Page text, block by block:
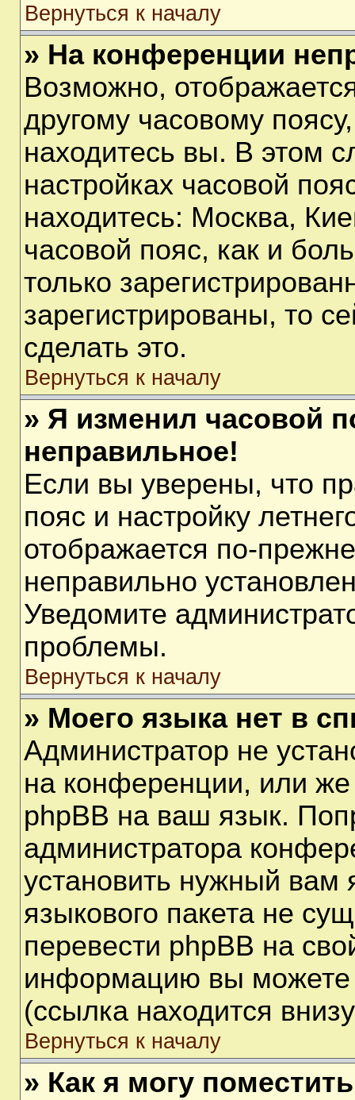
Вернуться к началу
» На конференции
Возможно,
другому часовому
находитесь вы. В этом
настройках часовой
находитесь: Москва,
часовой пояс, как и
только
зарегистрированы, то
сделать это.
Вернуться к началу
» Я изменил часовой
неправильное!
Если вы уверены, что
пояс и настройку
отображается по-
неправильно
Уведомите
проблемы.
Вернуться к началу
» Моего языка нет в
Администратор не
на конференции, или же
phpBB на ваш язык.
администратора
установить нужный вам
языкового пакета не
перевести phpBB на
информацию вы можете
(ссылка находится
Вернуться к началу
» Как я могу